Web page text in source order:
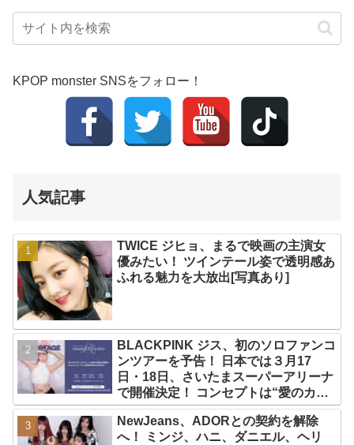
KPOP monster SNSをフォロー！
人気記事
TWICE ジヒョ、まるで映画の主演女
優みたい！ ツインテール姿で透明感あ
ふれる魅力を大放出[写真あり]
BLACKPINK ジス、初のソロファンコ
ンツアーを予告！ 日本では３月17
日・18日、さいたまスーパーアリーナ
で開催決定！ コンセプトは“愛のカケ
ラ”！？ 14日には新アルバム
『AMORTAGE』もリリース
NewJeans、ADORとの契約を解除
へ！ ミンジ、ハニ、ダニエル、ヘリ